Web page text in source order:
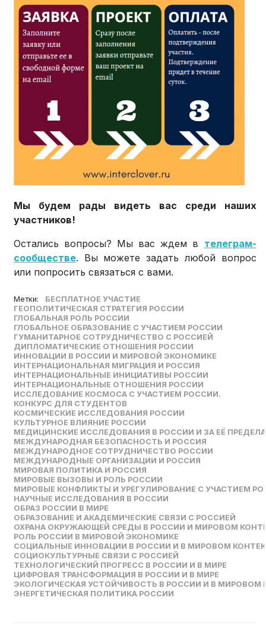
Мы будем рады видеть вас среди наших
участников!
Остались вопросы? Мы вас ждем в телеграм-
сообществе. Вы можете задать любой вопрос
или попросить связаться с вами.
Метки:
БЕСПЛАТНОЕ УЧАСТИЕ
ГЕОПОЛИТИЧЕСКАЯ СТРАТЕГИЯ РОССИИ
ГЛОБАЛЬНАЯ РОЛЬ РОССИИ
ГЛОБАЛЬНОЕ ОБРАЗОВАНИЕ С УЧАСТИЕМ РОССИИ
ГУМАНИТАРНОЕ СОТРУДНИЧЕСТВО С РОССИЕЙ
ДИПЛОМАТИЧЕСКИЕ ОТНОШЕНИЯ РОССИИ
ИННОВАЦИИ В РОССИИ И МИРОВОЙ ЭКОНОМИКЕ
ИНТЕРНАЦИОНАЛЬНАЯ МИГРАЦИЯ И РОССИЯ
ИНТЕРНАЦИОНАЛЬНЫЕ ИНИЦИАТИВЫ РОССИИ
ИНТЕРНАЦИОНАЛЬНЫЕ ОТНОШЕНИЯ РОССИИ
ИССЛЕДОВАНИЕ КОСМОСА С УЧАСТИЕМ РОССИИ.
КОНКУРС ДЛЯ СТУДЕНТОВ
КОСМИЧЕСКИЕ ИССЛЕДОВАНИЯ РОССИИ
КУЛЬТУРНОЕ ВЛИЯНИЕ РОССИИ
МЕДИЦИНСКИЕ ИССЛЕДОВАНИЯ В РОССИИ И ЗА ЕЁ
МЕЖДУНАРОДНАЯ БЕЗОПАСНОСТЬ И РОССИЯ
МЕЖДУНАРОДНОЕ СОТРУДНИЧЕСТВО РОССИИ
МЕЖДУНАРОДНЫЕ ОРГАНИЗАЦИИ И РОССИЯ
МИРОВАЯ ПОЛИТИКА И РОССИЯ
МИРОВЫЕ ВЫЗОВЫ И РОЛЬ РОССИИ
МИРОВЫЕ КОНФЛИКТЫ И УРЕГУЛИРОВАНИЕ С УЧАСТИЕМ
НАУЧНЫЕ ИССЛЕДОВАНИЯ В РОССИИ
ОБРАЗ РОССИИ В МИРЕ
ОБРАЗОВАНИЕ И АКАДЕМИЧЕСКИЕ СВЯЗИ С РОССИЕЙ
ОХРАНА ОКРУЖАЮЩЕЙ СРЕДЫ В РОССИИ И МИРОВОМ
РОЛЬ РОССИИ В МИРОВОЙ ЭКОНОМИКЕ
СОЦИАЛЬНЫЕ ИННОВАЦИИ В РОССИИ И В МИРОВОМ
СОЦИОКУЛЬТУРНЫЕ СВЯЗИ С РОССИЕЙ
ТЕХНОЛОГИЧЕСКИЙ ПРОГРЕСС В РОССИИ И В МИРЕ
ЦИФРОВАЯ ТРАНСФОРМАЦИЯ В РОССИИ И В МИРЕ
ЭКОЛОГИЧЕСКАЯ УСТОЙЧИВОСТЬ В РОССИИ И В МИРОВОМ
ЭНЕРГЕТИЧЕСКАЯ ПОЛИТИКА РОССИИ